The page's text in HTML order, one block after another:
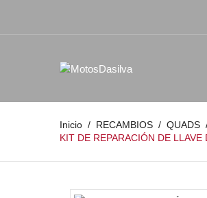
Inicio RECAMBIOS QUADS
KIT DE REPARACIÓN DE